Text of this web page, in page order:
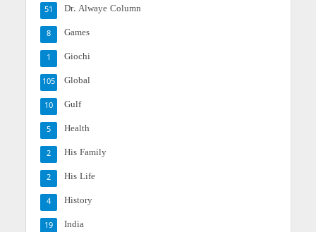
Dr. Alwaye Column
51
Games
8
Giochi
1
Global
105
Gulf
10
Health
5
His Family
2
His Life
2
History
4
India
19